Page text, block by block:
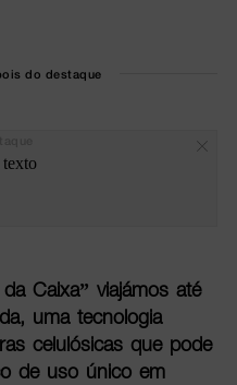
do destaque
Caixa” viajámos até
uma tecnologia
celulósicas que pode
de uso único em